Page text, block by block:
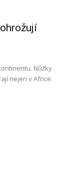
Nůžky
nejen v Africe.